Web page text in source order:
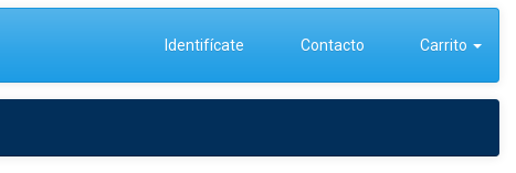
Identifícate Contacto Carrito